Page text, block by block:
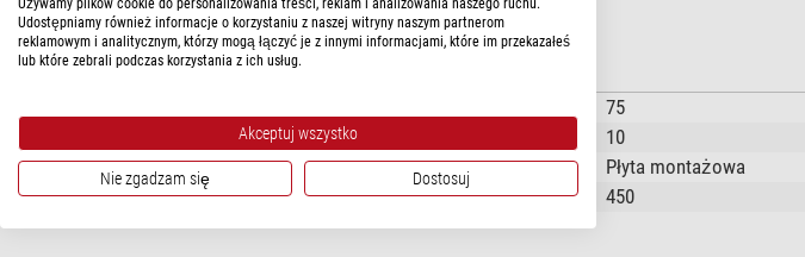
DANE TECHNICZNE
75
10
Typ
Płyta montażowa
Długość (mm)
450
Używamy plików cookie do personalizowania treści, reklam i analizowania naszego ruchu.
Udostępniamy również informacje o korzystaniu z naszej witryny naszym partnerom
reklamowym i analitycznym, którzy mogą łączyć je z innymi informacjami, które im przekazałeś
lub które zebrali podczas korzystania z ich usług.
Akceptuj wszystko
Nie zgadzam się Dostosuj